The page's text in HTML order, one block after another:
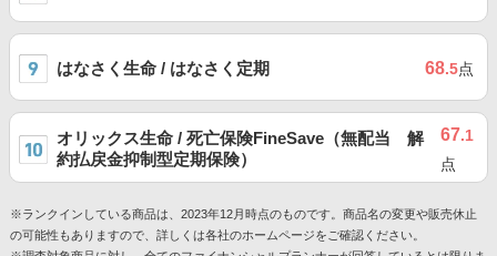
はなさく生命 / はなさく定期 68.5点
オリックス生命 / 死亡保険FineSave（無配当 解
約払戻金抑制型定期保険）
67.1
点
※ランクインしている商品は、2023年12月時点のものです。商品名の変更や販売休止
の可能性もありますので、詳しくは各社のホームページをご確認ください。